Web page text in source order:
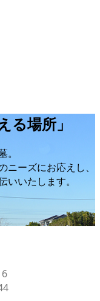
る場所」
ーズにお応えし、
いいたします。